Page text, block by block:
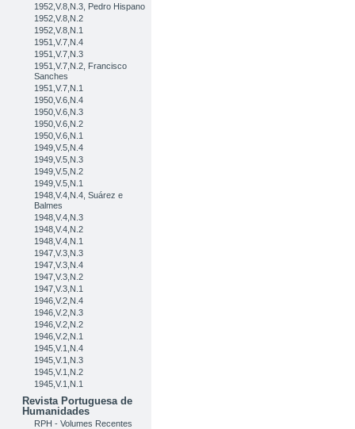
1952,V.8,N.3, Pedro Hispano
1952,V.8,N.2
1952,V.8,N.1
1951,V.7,N.4
1951,V.7,N.3
1951,V.7,N.2, Francisco
Sanches
1951,V.7,N.1
1950,V.6,N.4
1950,V.6,N.3
1950,V.6,N.2
1950,V.6,N.1
1949,V.5,N.4
1949,V.5,N.3
1949,V.5,N.2
1949,V.5,N.1
1948,V.4,N.4, Suárez e
Balmes
1948,V.4,N.3
1948,V.4,N.2
1948,V.4,N.1
1947,V.3,N.3
1947,V.3,N.4
1947,V.3,N.2
1947,V.3,N.1
1946,V.2,N.4
1946,V.2,N.3
1946,V.2,N.2
1946,V.2,N.1
1945,V.1,N.4
1945,V.1,N.3
1945,V.1,N.2
1945,V.1,N.1
Revista Portuguesa de
Humanidades
RPH - Volumes Recentes